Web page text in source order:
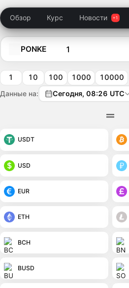
Обзор Курс Новости
PONKE
1 10 100 1000 10000
Данные на: Сегодня, 08:26 UTC
USDT
USD
EUR
ETH
BCH
BUSD